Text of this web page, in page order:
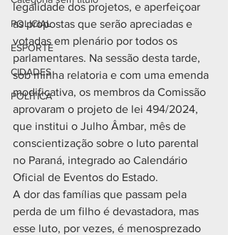
POLICIAL
ESPORTE
CIDADES
POLÍTICA
legalidade dos projetos, e aperfeiçoar
as propostas que serão apreciadas e
votadas em plenário por todos os
parlamentares. Na sessão desta tarde,
sob minha relatoria e com uma emenda
modificativa, os membros da Comissão
aprovaram o projeto de lei 494/2024,
que institui o Julho Âmbar, mês de
conscientização sobre o luto parental
no Paraná, integrado ao Calendário
Oficial de Eventos do Estado.
A dor das famílias que passam pela
perda de um filho é devastadora, mas
esse luto, por vezes, é menosprezado